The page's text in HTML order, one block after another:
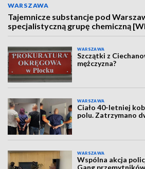
WARSZAWA
Tajemnicze substancje pod
specjalistyczną grupę chemiczną
WARSZAWA
Szczątki z
mężczyzna?
WARSZAWA
Ciało 40-letniej
polu. Zatrzymano
WARSZAWA
Wspólna akcja
Gang